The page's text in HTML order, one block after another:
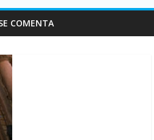
COMENTA